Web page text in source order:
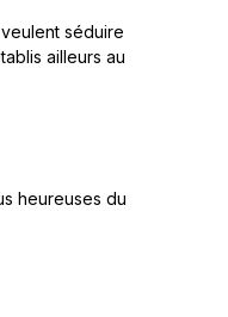
séduire
ailleurs au
heureuses du